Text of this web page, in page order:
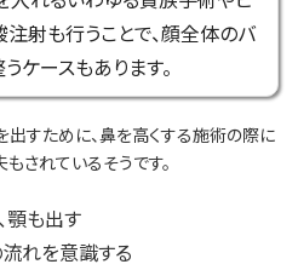
射も行うことで、顔全体のバ
ケースもあります。
すために、鼻を高くする施術の際に
されているそうです。
顎も出す
れを意識する